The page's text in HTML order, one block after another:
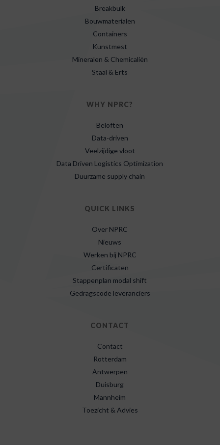
Breakbulk
Bouwmaterialen
Containers
Kunstmest
Mineralen & Chemicaliën
Staal & Erts
WHY NPRC?
Beloften
Data-driven
Veelzijdige vloot
Data Driven Logistics Optimization
Duurzame supply chain
QUICK LINKS
Over NPRC
Nieuws
Werken bij NPRC
Certificaten
Stappenplan modal shift
Gedragscode leveranciers
CONTACT
Contact
Rotterdam
Antwerpen
Duisburg
Mannheim
Toezicht & Advies